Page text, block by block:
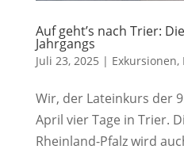
Auf geht’s nach Trier:
Jahrgangs
Juli 23, 2025 | Exkursionen,
Wir, der Lateinkurs der
April vier Tage in Trier.
Rheinland-Pfalz wird